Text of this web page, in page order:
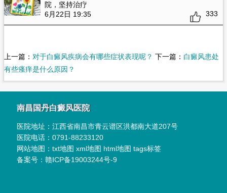
院，坚持治疗
6月22日 19:35
333
上一篇： 对于白癜风疾病会有哪些症状表现呢？ 下一篇： 白癜风患处
有些瘙痒是什么原因？
南昌国丹白癜风医院
医院地址：江西省南昌市青云谱区洪都南大道207号
医院电话：0791-88233120
网站地图：txt地图 xml地图 html地图 tags标签
备案号：赣ICP备19003244号-9